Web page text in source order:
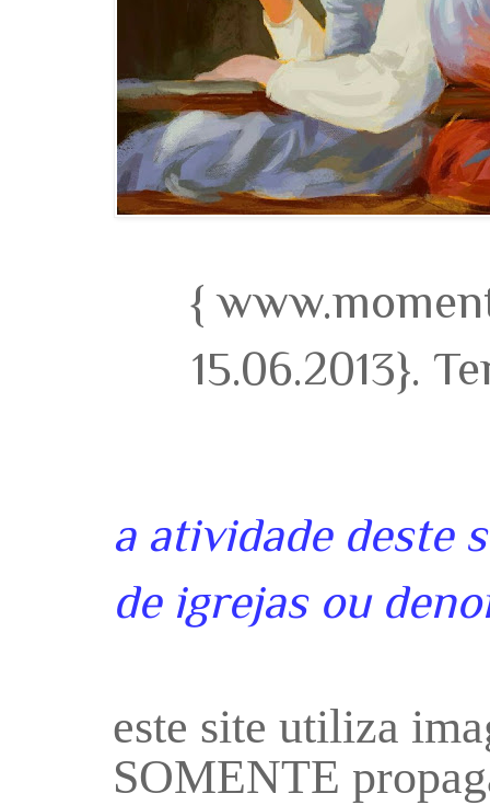
{
15.06.2013}.
a atividade deste
de igrejas ou
este site utiliza
SOMENTE